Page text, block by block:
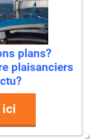
données
11 min
et
a
et
plans?
plaisanciers
ici